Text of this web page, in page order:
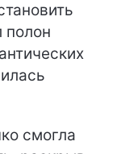
полон
смогла